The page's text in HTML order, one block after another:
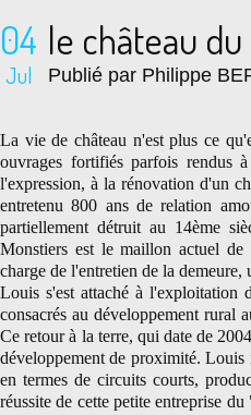
04
Jul
le château
Publié par Philippe
La vie de château n'est plus ce
ouvrages fortifiés parfois rendus
l'expression, à la rénovation d'un
entretenu 800 ans de relation
partiellement détruit au 14ème
Monstiers est le maillon actuel
charge de l'entretien de la
Louis s'est attaché à l'exploitation
consacrés au développement rural
Ce retour à la terre, qui date de
développement de proximité. Louis
en termes de circuits courts,
réussite de cette petite entreprise